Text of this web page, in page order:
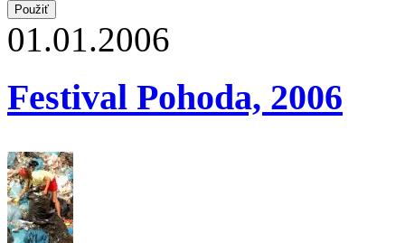
01.01.2006
Festival Pohoda, 2006